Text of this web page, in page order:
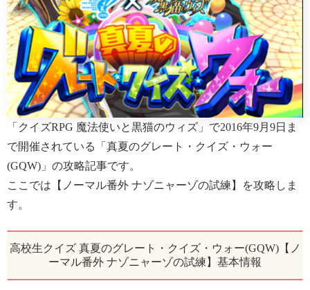
「クイズRPG 魔法使いと黒猫のウィズ」で2016年9月9日ま
で開催されている「真夏のグレート・クイズ・ウォー
(GQW)」の攻略記事です。
ここでは【ノーマル番外 ナゾニャーゾの試練】を攻略しま
す。
高校生クイズ 真夏のグレート・クイズ・ウォー(GQW)【ノ
ーマル番外 ナゾニャーゾの試練】基本情報